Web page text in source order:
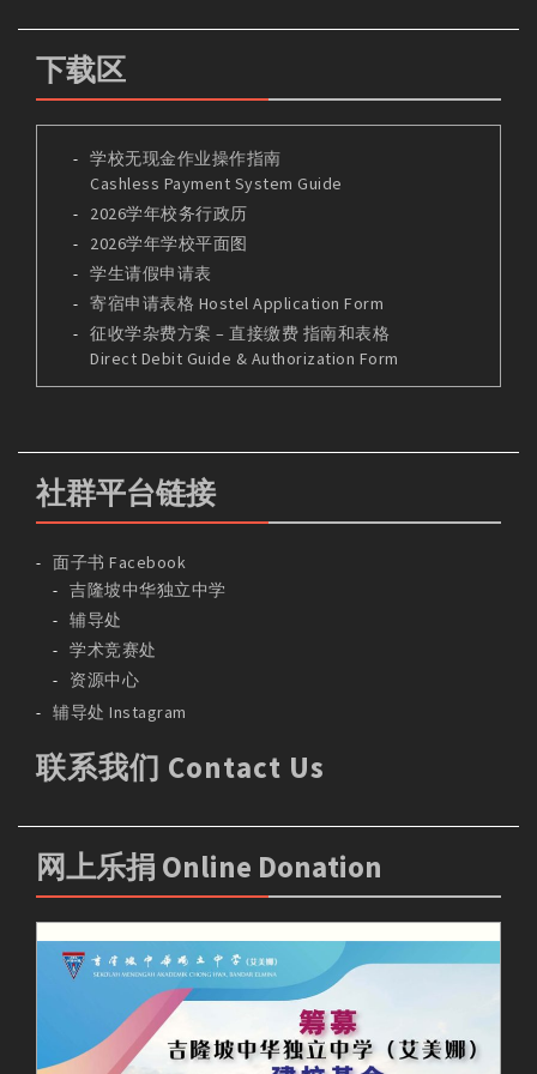
下载区
学校无现金作业操作指南
Cashless Payment System Guide
2026学年校务行政历
2026学年学校平面图
学生请假申请表
寄宿申请表格 Hostel Application Form
征收学杂费方案 – 直接缴费 指南和表格
Direct Debit Guide & Authorization Form
社群平台链接
面子书 Facebook
吉隆坡中华独立中学
辅导处
学术竞赛处
资源中心
辅导处 Instagram
联系我们 Contact Us
网上乐捐 Online Donation